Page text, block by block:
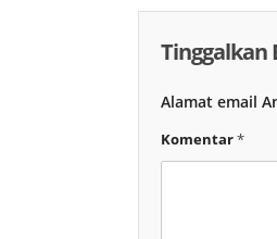
Tinggalkan
Alamat email
Komentar*